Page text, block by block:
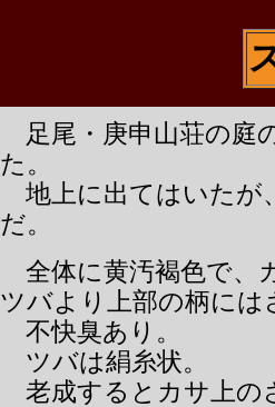
足尾・庚申山荘の庭
た。
地上に出てはいたが
だ。
全体に黄汚褐色で、
ツバより上部の柄に
不快臭あり。
ツバは絹糸状。
老成するとカサ上の